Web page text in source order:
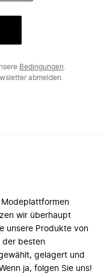
Bedingungen
abmelden.
Modeplattformen
wir überhaupt
unsere Produkte von
der besten
gelagert und
ja, folgen Sie uns!